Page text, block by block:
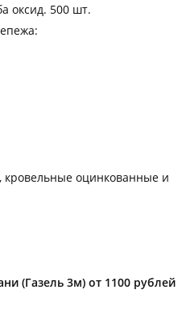
оксид. 500 шт.
оцинкованные и
(Газель 3м) от 1100 рублей